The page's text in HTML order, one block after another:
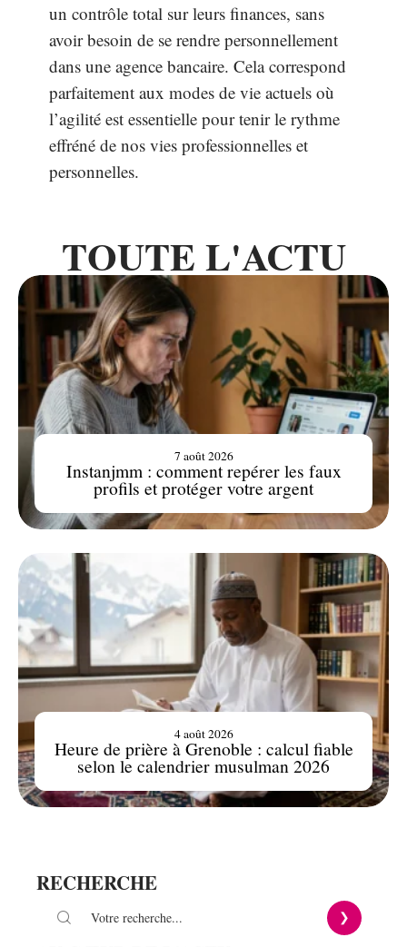
un contrôle total sur leurs finances, sans
avoir besoin de se rendre personnellement
dans une agence bancaire. Cela correspond
parfaitement aux modes de vie actuels où
l’agilité est essentielle pour tenir le rythme
effréné de nos vies professionnelles et
personnelles.
TOUTE L'ACTU
Instanjmm : comment repérer les faux
profils et protéger votre argent
7 août 2026
Heure de prière à Grenoble : calcul fiable
selon le calendrier musulman 2026
4 août 2026
RECHERCHE